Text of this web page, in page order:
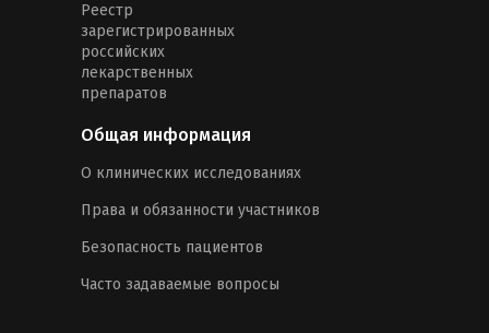
Реестр
зарегистрированных
российских
лекарственных
препаратов
Общая информация
О клинических исследованиях
Права и обязанности участников
Безопасность пациентов
Часто задаваемые вопросы